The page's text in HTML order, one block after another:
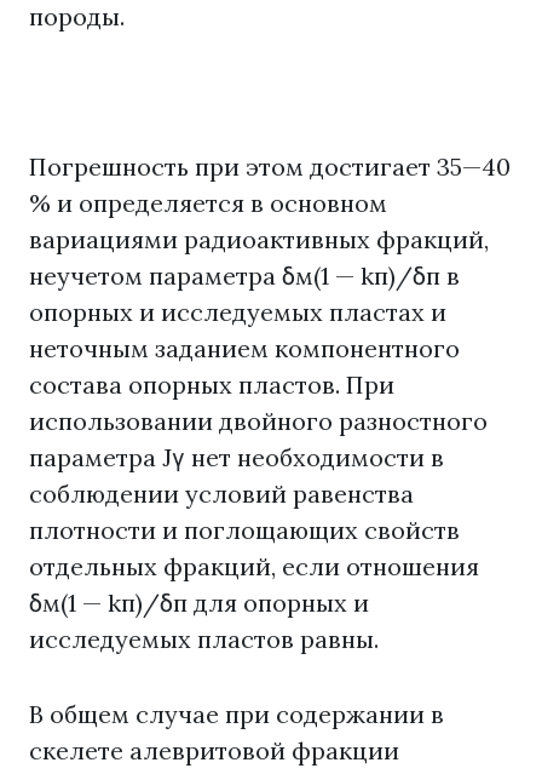
породы.
Погрешность при этом достигает 35—40
% и определяется в основном
вариациями радиоактивных фракций,
неучетом параметра δм(1 — kп)/δп в
опорных и исследуемых пластах и
неточным заданием компонентного
состава опорных пластов. При
использовании двойного разностного
параметра Jγ нет необходимости в
соблюдении условий равенства
плотности и поглощающих свойств
отдельных фракций, если отношения
δм(1 — kп)/δп для опорных и
исследуемых пластов равны.
В общем случае при содержании в
скелете алевритовой фракции